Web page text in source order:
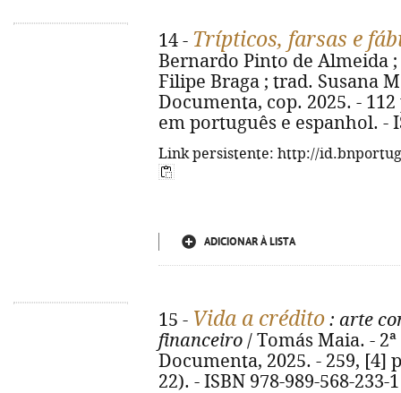
14 - Trípticos, farsas e
Bernardo Pinto de Almeida
Filipe Braga ; trad. Susana
Documenta, cop. 2025. -
em português e espanhol. -
Link persistente: http://
ADICIONAR À LISTA
15 - Vida a crédito : arte
financeiro / Tomás Maia. -
Documenta, 2025. - 259, [4]
22). - ISBN 978-989-568-233-1